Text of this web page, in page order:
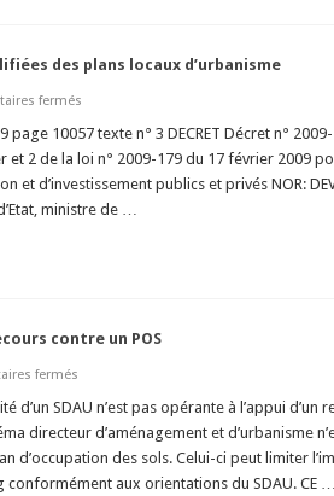
des plans locaux d’urbanisme
ferméssur
modifications
des
plans
locaux
d’urbanisme
page 10057 texte n° 3 DECRET Décret n°
et 2 de la loi n° 2009-179 du 17 février 2009
et d’investissement publics et privés NOR:
ministre de …
contre un POS
ferméssur
d’un
et
recours
contre
un
d’un SDAU n’est pas opérante à l’appui d’un
directeur d’aménagement et d’urbanisme
d’occupation des sols. Celui-ci peut limiter
conformément aux orientations du SDAU. CE …